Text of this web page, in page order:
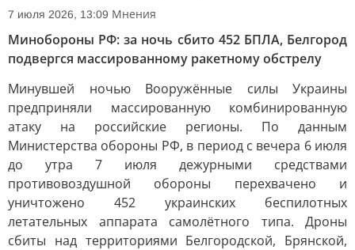
7 июля 2026, 13:09 Мнения
Минобороны РФ: за ночь сбито 452 БПЛА, Белгород
подвергся массированному ракетному обстрелу
Минувшей ночью Вооружённые силы Украины
предприняли массированную комбинированную
атаку на российские регионы. По данным
Министерства обороны РФ, в период с вечера 6 июля
до утра 7 июля дежурными средствами
противовоздушной обороны перехвачено и
уничтожено 452 украинских беспилотных
летательных аппарата самолётного типа. Дроны
сбиты над территориями Белгородской, Брянской,